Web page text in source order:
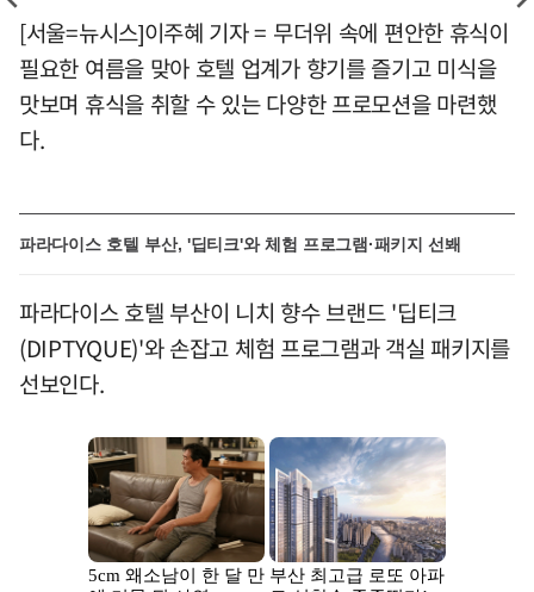
[서울=뉴시스]이주혜 기자 = 무더위 속에 편안한 휴식이
필요한 여름을 맞아 호텔 업계가 향기를 즐기고 미식을
맛보며 휴식을 취할 수 있는 다양한 프로모션을 마련했
다.
파라다이스 호텔 부산, '딥티크'와 체험 프로그램·패키지 선봬
파라다이스 호텔 부산이 니치 향수 브랜드 '딥티크
(DIPTYQUE)'와 손잡고 체험 프로그램과 객실 패키지를
선보인다.